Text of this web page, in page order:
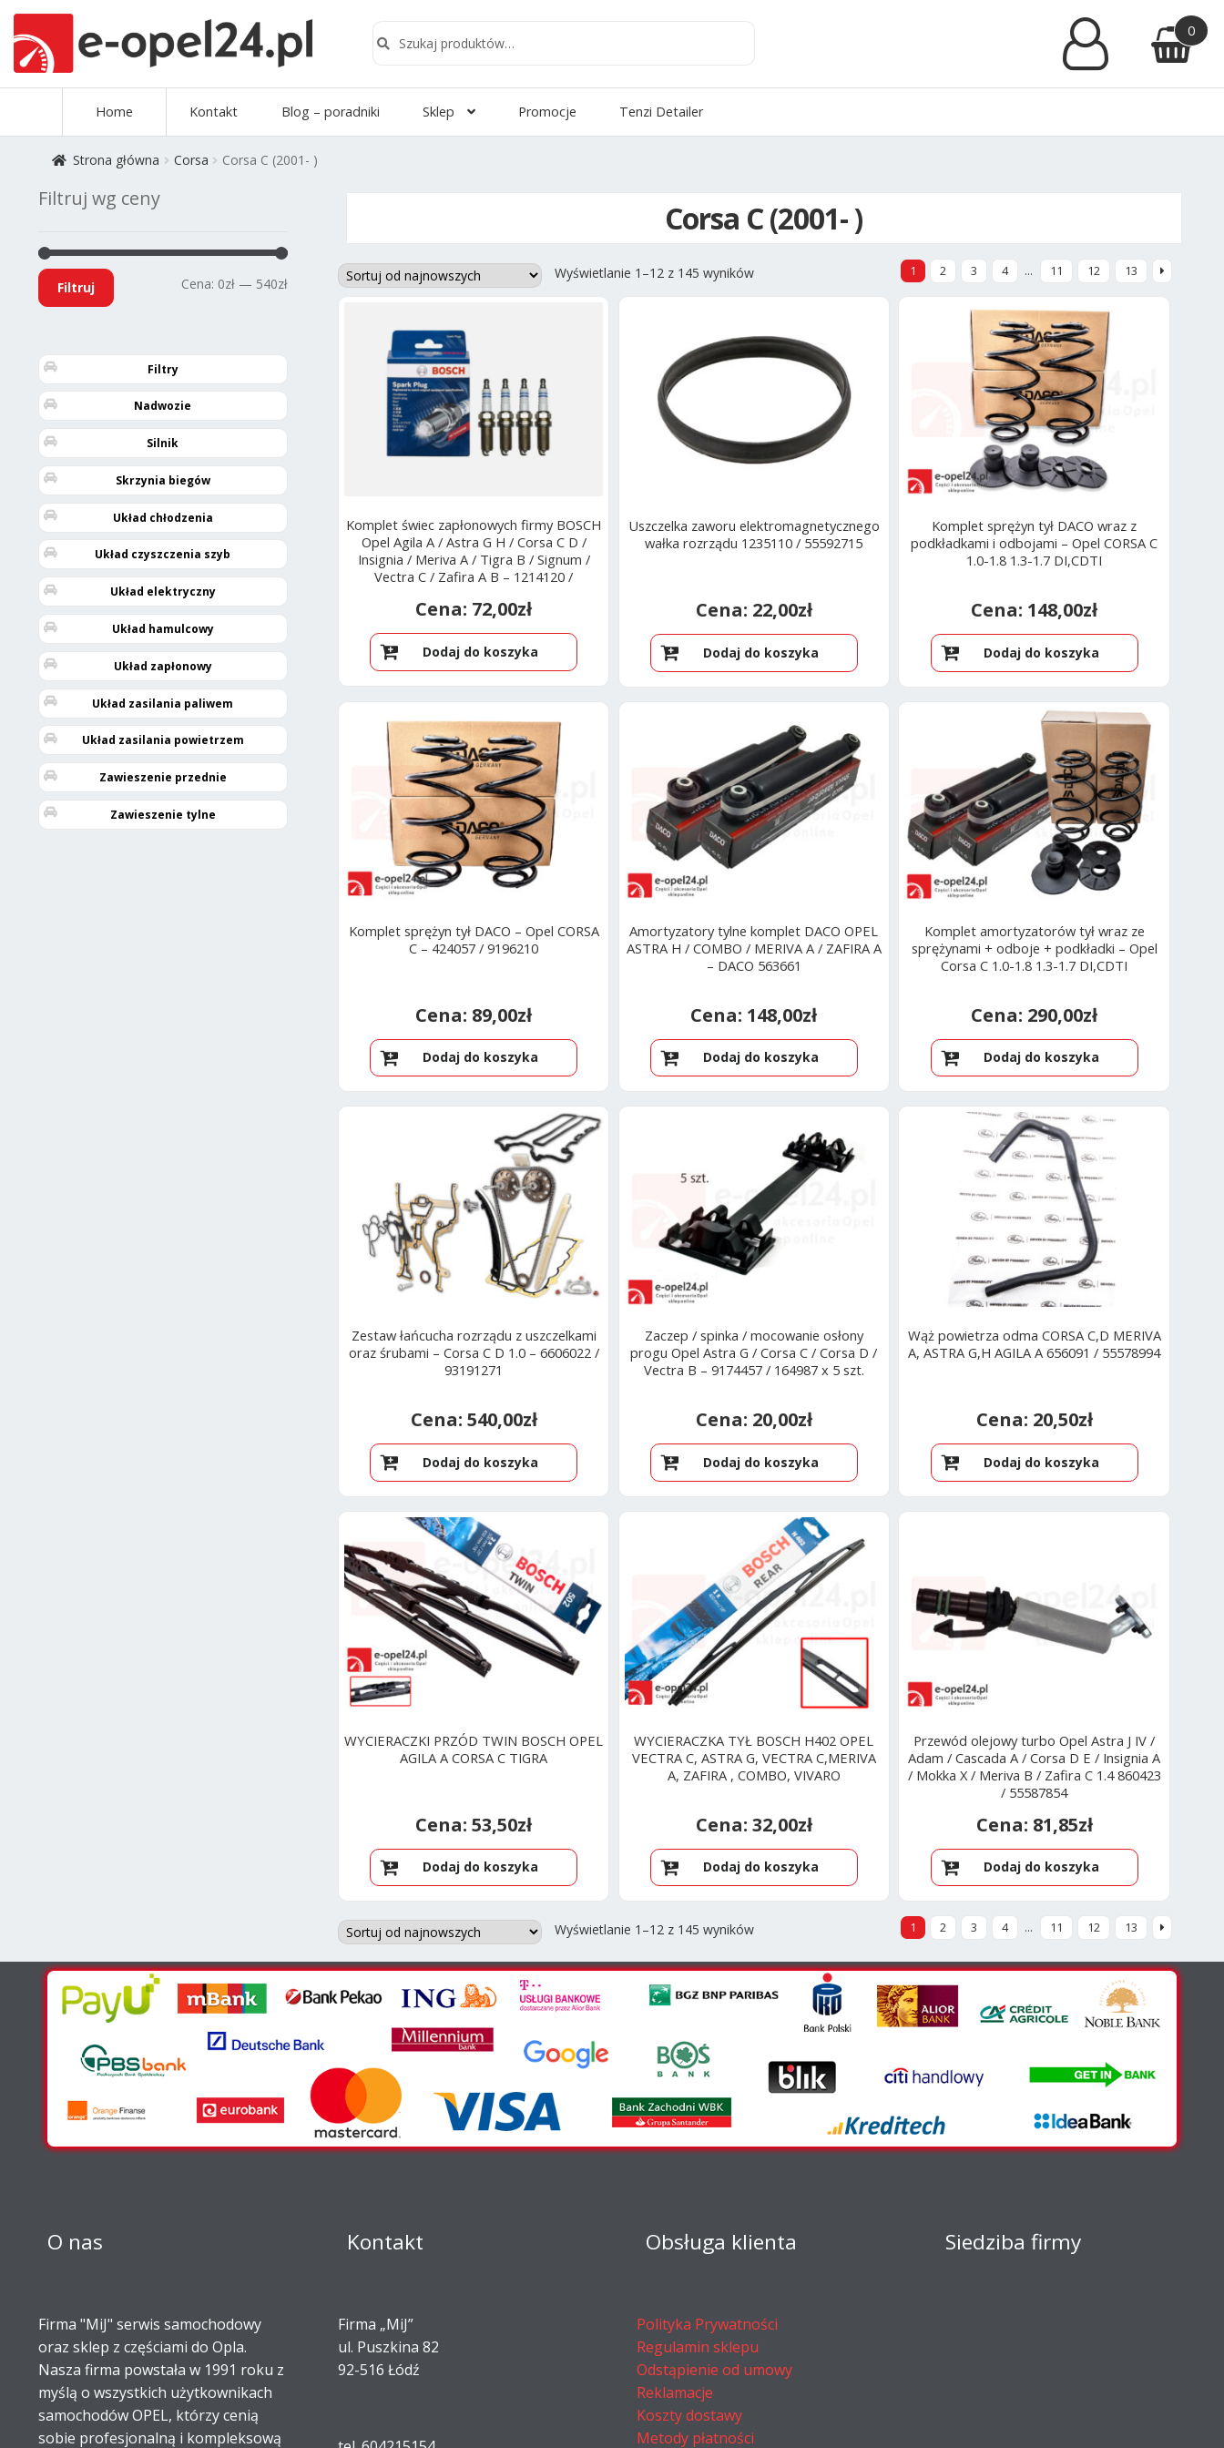
0
Home Kontakt Blog – poradniki Sklep Promocje Tenzi Detailer
Strona główna Corsa Corsa C (2001- )
Corsa C (2001- )
Wyświetlanie 1–12 z 145 wynikówPosortowane
1 2 3 4 … 11 12 13
Komplet świec zapłonowych firmy BOSCH
Opel Agila A / Astra G H / Corsa C D /
Insignia / Meriva A / Tigra B / Signum /
Vectra C / Zafira A B – 1214120 /
72,00zł
Dodaj do koszyka
Uszczelka zaworu elektromagnetycznego
wałka rozrządu 1235110 / 55592715
22,00zł
Dodaj do koszyka
Komplet sprężyn tył DACO wraz z
podkładkami i odbojami – Opel CORSA C
1.0-1.8 1.3-1.7 DI,CDTI
148,00zł
Dodaj do koszyka
Komplet sprężyn tył DACO – Opel CORSA
C – 424057 / 9196210
89,00zł
Dodaj do koszyka
Amortyzatory tylne komplet DACO OPEL
ASTRA H / COMBO / MERIVA A / ZAFIRA A
– DACO 563661
148,00zł
Dodaj do koszyka
Komplet amortyzatorów tył wraz ze
sprężynami + odboje + podkładki – Opel
Corsa C 1.0-1.8 1.3-1.7 DI,CDTI
290,00zł
Dodaj do koszyka
Zestaw łańcucha rozrządu z uszczelkami
oraz śrubami – Corsa C D 1.0 – 6606022 /
93191271
540,00zł
Dodaj do koszyka
Zaczep / spinka / mocowanie osłony
progu Opel Astra G / Corsa C / Corsa D /
Vectra B – 9174457 / 164987 x 5 szt.
20,00zł
Dodaj do koszyka
Wąż powietrza odma CORSA C,D MERIVA
A, ASTRA G,H AGILA A 656091 / 55578994
20,50zł
Dodaj do koszyka
WYCIERACZKI PRZÓD TWIN BOSCH OPEL
AGILA A CORSA C TIGRA
53,50zł
Dodaj do koszyka
WYCIERACZKA TYŁ BOSCH H402 OPEL
VECTRA C, ASTRA G, VECTRA C,MERIVA
A, ZAFIRA , COMBO, VIVARO
32,00zł
Dodaj do koszyka
Przewód olejowy turbo Opel Astra J IV /
Adam / Cascada A / Corsa D E / Insignia A
/ Mokka X / Meriva B / Zafira C 1.4 860423
/ 55587854
81,85zł
Dodaj do koszyka
Wyświetlanie 1–12 z 145 wynikówPosortowane
najnowszych
1 2 3 4 … 11 12 13
Filtruj wg ceny
Cena
Cena
Filtruj Cena: 0zł— 540zł
Filtry
Nadwozie
Silnik
Skrzynia biegów
Układ chłodzenia
Układ czyszczenia szyb
Układ elektryczny
Układ hamulcowy
Układ zapłonowy
Układ zasilania paliwem
Układ zasilania powietrzem
Zawieszenie przednie
Zawieszenie tylne
O nas
Firma "MiJ" serwis samochodowy
oraz sklep z częściami do Opla.
Nasza firma powstała w 1991 roku z
myślą o wszystkich użytkownikach
samochodów OPEL, którzy cenią
sobie profesjonalną i kompleksową
Kontakt
Firma „MiJ”
ul. Puszkina 82
92-516 Łódź
Obsługa klienta
Polityka Prywatności
Regulamin sklepu
Odstąpienie od umowy
Reklamacje
Koszty dostawy
Metody płatności
Siedziba firmy